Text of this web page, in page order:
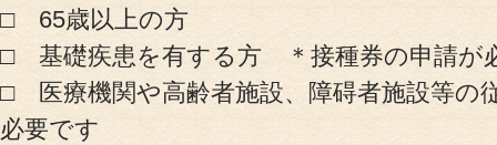
□ 65歳以上の方
□ 基礎疾患を有する方 ＊接種券の申請が
□ 医療機関や高齢者施設、障碍者施設等の
必要です
ご予約方法